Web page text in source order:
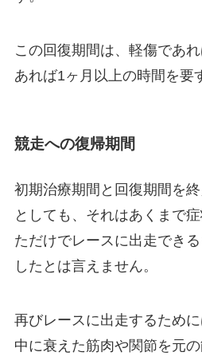
この回復期間は、軽傷であ
あれば1ヶ月以上の時間を要
競走への復帰期間
初期治療期間と回復期間を
としても、それはあくまで
ただけでレースに出走でき
したとは言えません。
再びレースに出走するため
中に衰えた筋肉や関節を元